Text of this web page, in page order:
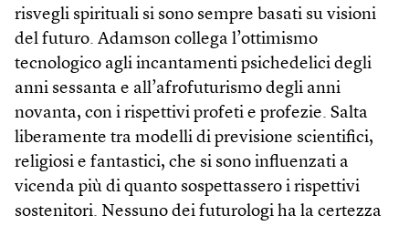
risvegli spirituali si sono sempre basati su visioni
del futuro. Adamson collega l’ottimismo
tecnologico agli incantamenti psichedelici degli
anni sessanta e all’afrofuturismo degli anni
novanta, con i rispettivi profeti e profezie. Salta
liberamente tra modelli di previsione scientifici,
religiosi e fantastici, che si sono influenzati a
vicenda più di quanto sospettassero i rispettivi
sostenitori. Nessuno dei futurologi ha la certezza